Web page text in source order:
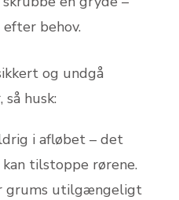
behov.
og undgå
husk:
i afløbet – det
tilstoppe rørene.
grums utilgængeligt